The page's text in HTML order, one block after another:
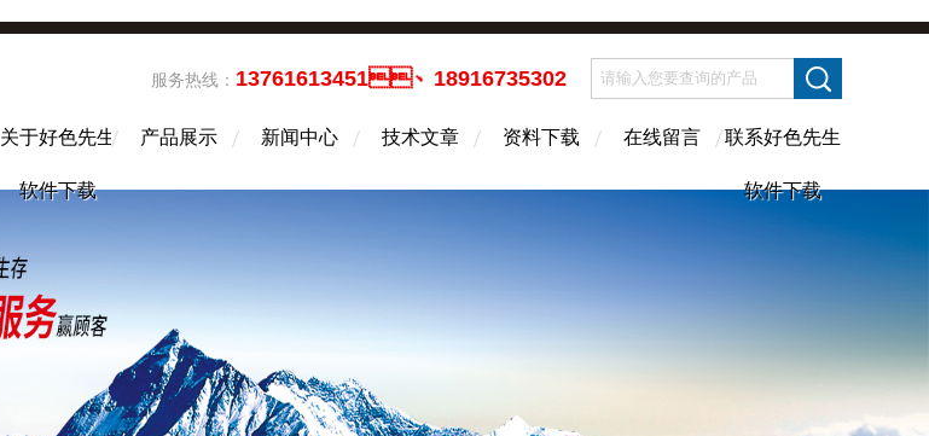
服务热线： 13761613451、18916735302
关于好色先生
软件下载
产品展示 新闻中心 技术文章 资料下载 在线留言 联系好色先生
软件下载